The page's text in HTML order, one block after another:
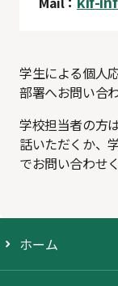
学生による個人
部署へお問い合
学校担当者の方
話いただくか、
でお問い合わせ
ホーム